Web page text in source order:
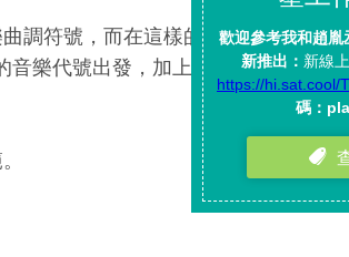
調符號，而在這樣的基礎上，「
樂代號出發，加上一些簡單的